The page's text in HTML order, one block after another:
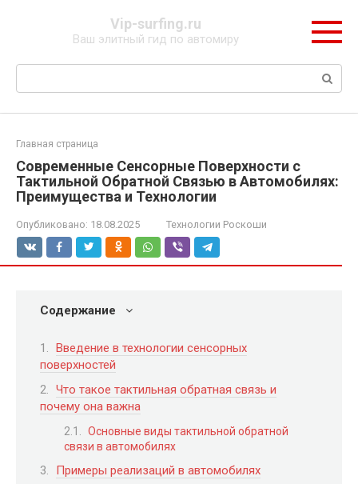
Vip-surfing.ru
Ваш элитный гид по автомиру
Поиск:
Главная страница
Современные Сенсорные Поверхности с
Тактильной Обратной Связью в Автомобилях:
Преимущества и Технологии
Опубликовано: 18.08.2025 Технологии Роскоши
Содержание
Введение в технологии сенсорных
поверхностей
Что такое тактильная обратная связь и
почему она важна
Основные виды тактильной обратной
связи в автомобилях
Примеры реализаций в автомобилях